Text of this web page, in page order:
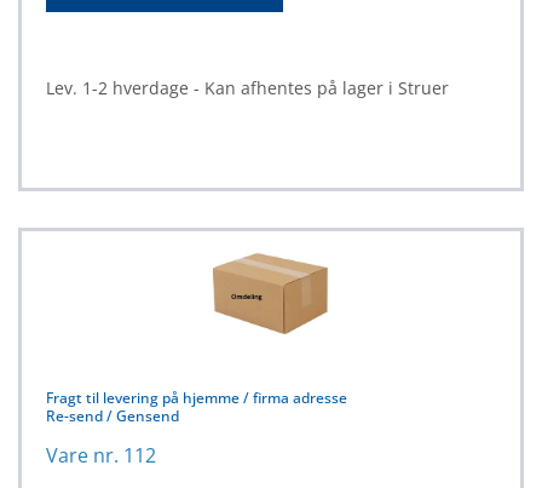
Lev. 1-2 hverdage - Kan afhentes på lager i Struer
Fragt til levering på hjemme / firma adresse
Re-send / Gensend
Vare nr. 112